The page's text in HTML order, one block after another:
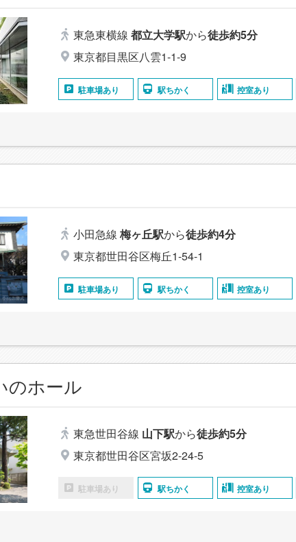
東急東横線 都立大学駅から徒歩約5分
東京都目黒区八雲1-1-9
駐車場あり 駅ちかく 控室あり
小田急線 梅ヶ丘駅から徒歩約4分
東京都世田谷区梅丘1-54-1
駐車場あり 駅ちかく 控室あり
ホール
東急世田谷線 山下駅から徒歩約5分
東京都世田谷区宮坂2-24-5
駐車場あり 駅ちかく 控室あり